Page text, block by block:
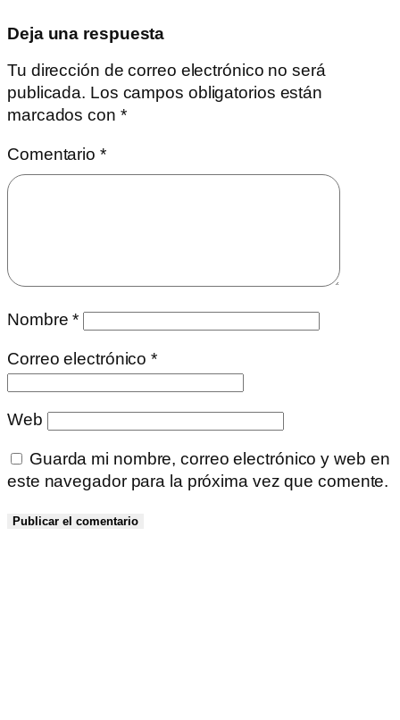
Deja una respuesta
Tu dirección de correo electrónico no será
publicada. Los campos obligatorios están
marcados con *
Comentario *
Nombre*
Correo electrónico*
Web
Guarda mi nombre, correo electrónico y web en
este navegador para la próxima vez que comente.